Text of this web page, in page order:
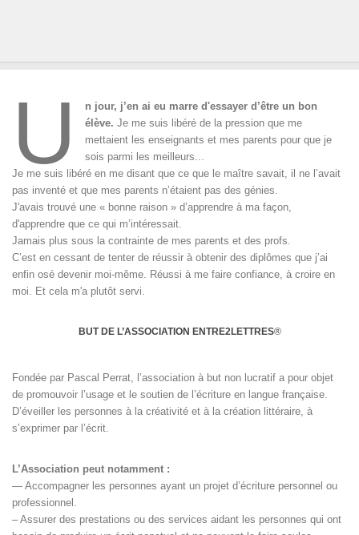
U
n jour, j’en ai eu marre d'essayer d’être un bon
élève.Je me suis libéré de la pression que me
mettaient les enseignants et mes parents pour que je
sois parmi les meilleurs...
Je me suis libéré en me disant que ce que le maître savait, il ne l’avait
pas inventé et que mes parents n’étaient pas des génies.
J'avais trouvé une « bonne raison » d’apprendre à ma façon,
d'apprendre que ce qui m’intéressait.
Jamais plus sous la contrainte de mes parents et des profs.
C’est en cessant de tenter de réussir à obtenir des diplômes que j’ai
enfin osé devenir moi-même. Réussi à me faire confiance, à croire en
moi. Et cela m'a plutôt servi.
BUT DE L’ASSOCIATION ENTRE2LETTRES®
Fondée par Pascal Perrat, l’association à but non lucratif a pour objet
de promouvoir l’usage et le soutien de l’écriture en langue française.
D’éveiller les personnes à la créativité et à la création littéraire, à
s’exprimer par l’écrit.
L’Association peut notamment :
— Accompagner les personnes ayant un projet d’écriture personnel ou
professionnel.
– Assurer des prestations ou des services aidant les personnes qui ont